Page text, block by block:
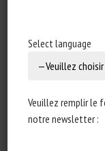
Type de
et de l’Alimentation
Select language
Veuillez remplir le
notre newsletter :